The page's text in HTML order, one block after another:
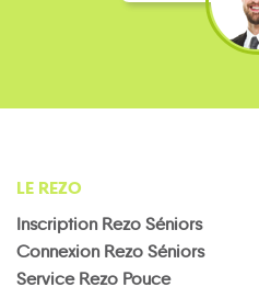
LE REZO
Inscription Rezo Séniors
Connexion Rezo Séniors
Service Rezo Pouce